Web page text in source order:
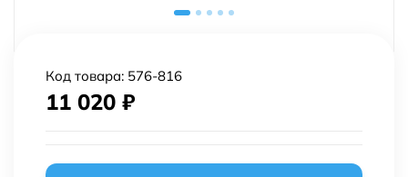
Код товара: 576-816
11 020 ₽